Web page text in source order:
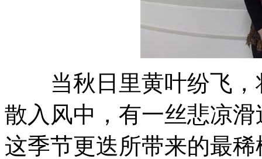
当秋日里黄叶纷飞，
散入风中，有一丝悲凉
这季节更迭所带来的最